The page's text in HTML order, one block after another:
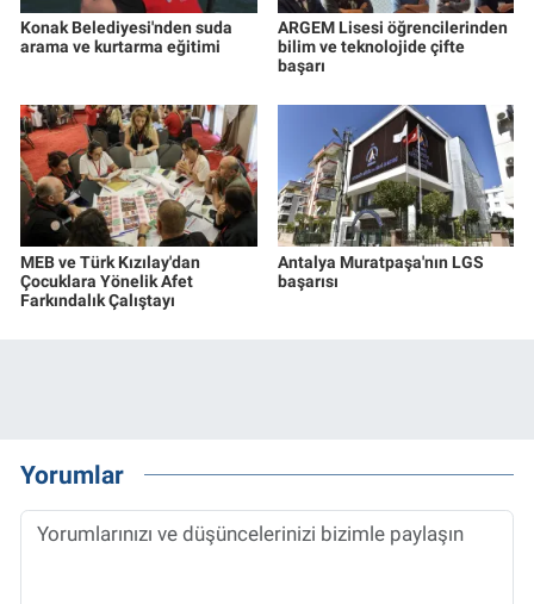
Konak Belediyesi'nden suda
arama ve kurtarma eğitimi
ARGEM Lisesi öğrencilerinden
bilim ve teknolojide çifte
başarı
MEB ve Türk Kızılay'dan
Çocuklara Yönelik Afet
Farkındalık Çalıştayı
Antalya Muratpaşa'nın LGS
başarısı
Yorumlar